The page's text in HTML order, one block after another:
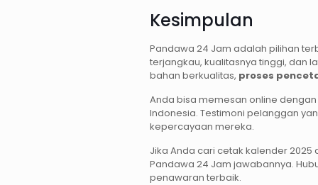
Kesimpulan
Pandawa 24 Jam adalah pilihan
terjangkau, kualitasnya tinggi, dan
bahan berkualitas, proses
Anda bisa memesan online
Indonesia. Testimoni pelanggan
kepercayaan mereka.
Jika Anda cari cetak kalender
Pandawa 24 Jam jawabannya.
penawaran terbaik.